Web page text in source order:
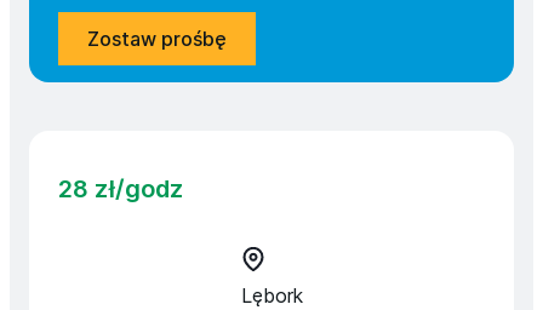
28 zł/godz
Lębork
Zostaw prośbę